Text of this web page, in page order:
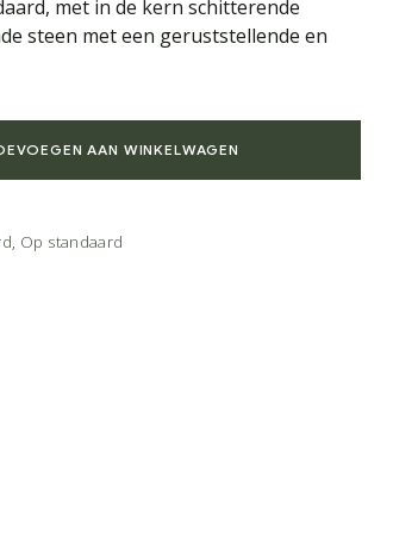
met in de kern schitterende
steen met een geruststellende en
AAN WINKELWAGEN
Op standaard